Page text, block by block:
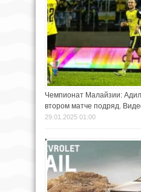
Чемпионат Малайзии:
втором матче подряд.
29.01.2025 01:00